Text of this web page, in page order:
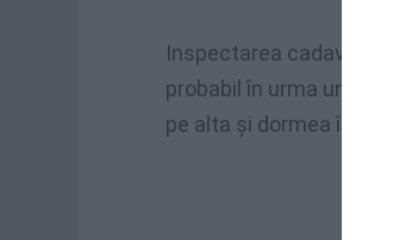
Inspectarea cadavrului
probabil în urma unei
pe alta şi dormea într-o